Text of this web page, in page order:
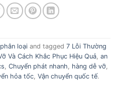
loại and tagged 7 Lỗi Thường
Và Cách Khắc Phục Hiệu Quả, an
, Chuyển phát nhanh, hàng dễ vỡ,
hỏa tốc, Vận chuyển quốc tế.